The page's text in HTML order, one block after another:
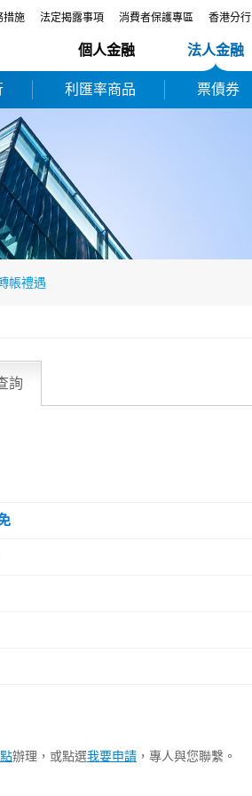
措施 法定揭露事項 消費者保護專區 香港分行
個人金融 法人金融
利匯率商品 票債券
帳禮遇
詢
辦理，或點選我要申請 ，專人與您聯繫。